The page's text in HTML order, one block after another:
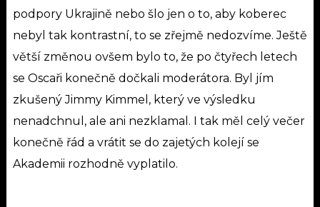
podpory Ukrajině nebo šlo jen o to, aby koberec
nebyl tak kontrastní, to se zřejmě nedozvíme.Ještě
větší změnou ovšem bylo to, že po čtyřech letech
se Oscaři konečně dočkali moderátora. Byl jím
zkušený Jimmy Kimmel, který ve výsledku
nenadchnul, ale ani nezklamal. I tak měl celý večer
konečně řád a vrátit se do zajetých kolejí se
Akademii rozhodně vyplatilo.